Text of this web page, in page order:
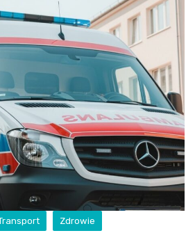
Zdrowie